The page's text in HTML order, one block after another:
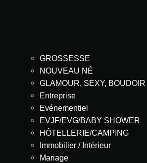
GROSSESSE
NOUVEAU NÉ
GLAMOUR, SEXY, BOUDOIR
Entreprise
Evénementiel
EVJF/EVG/BABY SHOWER
HÔTELLERIE/CAMPING
Immobilier / Intérieur
Mariage